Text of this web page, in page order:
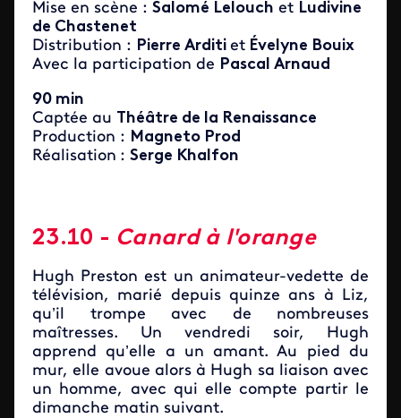
Mise en scène : Salomé Lelouch et Ludivine
de Chastenet
Distribution : Pierre Arditi et Évelyne Bouix
Avec la participation de Pascal Arnaud
90 min
Captée au Théâtre de la Renaissance
Production : Magneto Prod
Réalisation : Serge Khalfon
23.10 - Canard à l'orange
Hugh Preston est un animateur-vedette de
télévision, marié depuis quinze ans à Liz,
qu’il trompe avec de nombreuses
maîtresses. Un vendredi soir, Hugh
apprend qu’elle a un amant. Au pied du
mur, elle avoue alors à Hugh sa liaison avec
un homme, avec qui elle compte partir le
dimanche matin suivant.